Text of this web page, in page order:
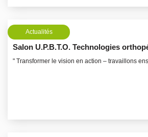
Actualités
Salon U.P.B.T.O. Technologies
" Transformer le vision en action – travaillons